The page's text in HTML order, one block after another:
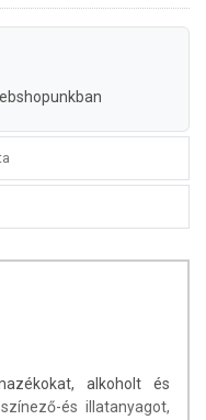
alkoholt és
és illatanyagot,